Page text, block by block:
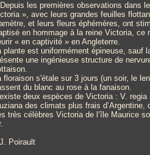
les premières observations dans
», avec leurs grandes feuilles
et leurs fleurs éphémères, ont
en hommage à la reine Victoria, ce
« en captivité » en Angleterre.
plante est uniformément épineuse, sauf
une ingénieuse structure de
floraison s'étale sur 3 jours (un soir, le
du blanc au rose à la fanaison.
existe deux espèces de Victoria : V.
des climats plus frais d’Argentine,
très célèbres Victoria de l’île Maurice
Poirault